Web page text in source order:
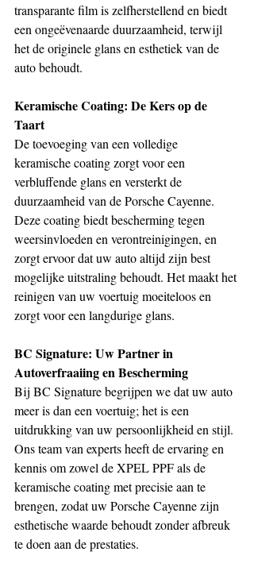
transparante film is zelfherstellend en biedt
een ongeëvenaarde duurzaamheid, terwijl
het de originele glans en esthetiek van de
auto behoudt.
Keramische Coating: De Kers op de
Taart
De toevoeging van een volledige
keramische coating zorgt voor een
verbluffende glans en versterkt de
duurzaamheid van de Porsche Cayenne.
Deze coating biedt bescherming tegen
weersinvloeden en verontreinigingen, en
zorgt ervoor dat uw auto altijd zijn best
mogelijke uitstraling behoudt. Het maakt het
reinigen van uw voertuig moeiteloos en
zorgt voor een langdurige glans.
BC Signature: Uw Partner in
Autoverfraaiing en Bescherming
Bij BC Signature begrijpen we dat uw auto
meer is dan een voertuig; het is een
uitdrukking van uw persoonlijkheid en stijl.
Ons team van experts heeft de ervaring en
kennis om zowel de XPEL PPF als de
keramische coating met precisie aan te
brengen, zodat uw Porsche Cayenne zijn
esthetische waarde behoudt zonder afbreuk
te doen aan de prestaties.